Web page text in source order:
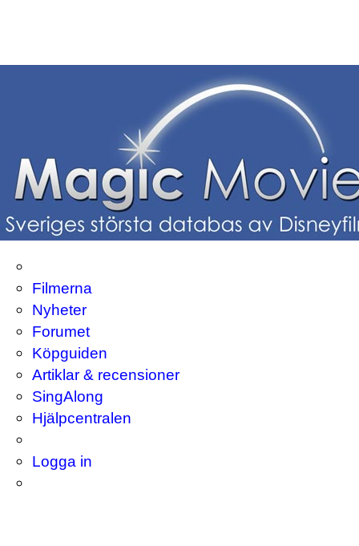
Filmerna
Nyheter
Forumet
Köpguiden
Artiklar & recensioner
SingAlong
Hjälpcentralen
Logga in